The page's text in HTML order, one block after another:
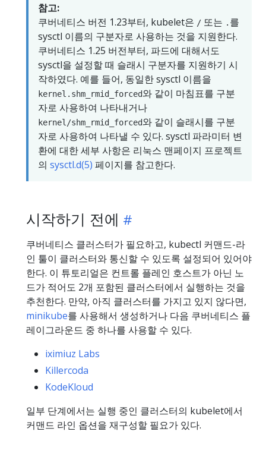
참고:
쿠버네티스 버전 1.23부터, kubelet은 / 또는 . 를
sysctl 이름의 구분자로 사용하는 것을 지원한다.
쿠버네티스 1.25 버전부터, 파드에 대해서도
sysctl을 설정할 때 슬래시 구분자를 지원하기 시
작하였다. 예를 들어, 동일한 sysctl 이름을
kernel.shm_rmid_forced와 같이 마침표를 구분
자로 사용하여 나타내거나
kernel/shm_rmid_forced와 같이 슬래시를 구분
자로 사용하여 나타낼 수 있다. sysctl 파라미터 변
환에 대한 세부 사항은 리눅스 맨페이지 프로젝트
의 sysctl.d(5) 페이지를 참고한다.
시작하기 전에
쿠버네티스 클러스터가 필요하고, kubectl 커맨드-라
인 툴이 클러스터와 통신할 수 있도록 설정되어 있어야
한다. 이 튜토리얼은 컨트롤 플레인 호스트가 아닌 노
드가 적어도 2개 포함된 클러스터에서 실행하는 것을
추천한다. 만약, 아직 클러스터를 가지고 있지 않다면,
minikube를 사용해서 생성하거나 다음 쿠버네티스 플
레이그라운드 중 하나를 사용할 수 있다.
iximiuz Labs
Killercoda
KodeKloud
일부 단계에서는 실행 중인 클러스터의 kubelet에서
커맨드 라인 옵션을 재구성할 필요가 있다.